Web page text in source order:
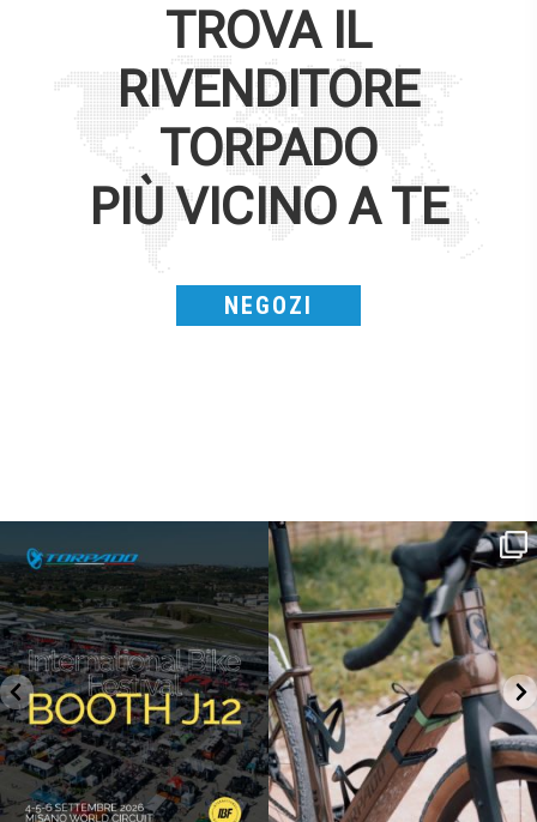
TROVA IL
RIVENDITORE
TORPADO
PIÙ VICINO A TE
NEGOZI
IBF sta per...
17 1
Kepler R è la gravel pensata per affrontare
lunghe...
27 0